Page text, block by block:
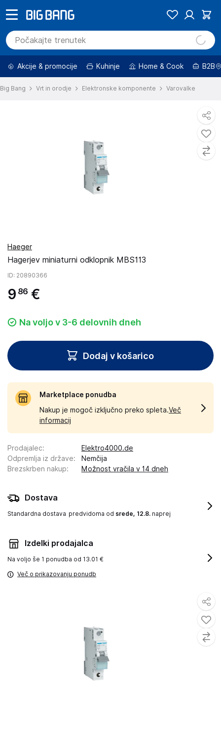
Akcije & promocije Kuhinje Home & Cook B2B
Big Bang Vrt in orodje Elektronske komponente Varovalke
Haeger
Hagerjev miniaturni odklopnik MBS113
ID: 20890366
9 86 €
Na voljo v 3-6 delovnih dneh
Dodaj v košarico
Marketplace ponudba
Nakup je mogoč izključno preko spleta.Več
informacij
Prodajalec:
Elektro4000.de
Odpremlja iz države:
Nemčija
Brezskrben nakup: Možnost vračila v 14 dneh
Dostava
Standardna dostava predvidoma od srede, 12.8. naprej
Izdelki prodajalca
Na voljo še 1 ponudba od 13.01 €
Več o prikazovanju ponudb